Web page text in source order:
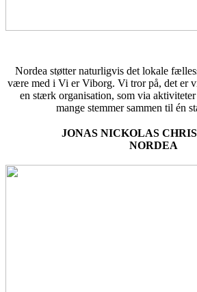
Nordea støtter naturligvis det lokale
være med i Vi er Viborg. Vi tror på, det er
en stærk organisation, som via
mange stemmer sammen til én
JONAS NICKOLAS
NORDEA